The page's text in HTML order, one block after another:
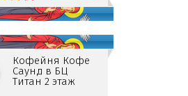
Кофейня Кофе
Саунд в БЦ
Титан 2 этаж